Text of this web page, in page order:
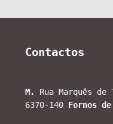
Contactos
M.
Rua Marquês de
6370-140 Fornos